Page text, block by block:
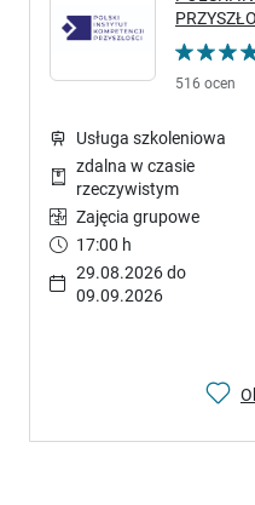
516 ocen
Usługa szkoleniowa
zdalna w czasie
rzeczywistym
Zajęcia grupowe
17:00 h
29.08.2026 do
09.09.2026